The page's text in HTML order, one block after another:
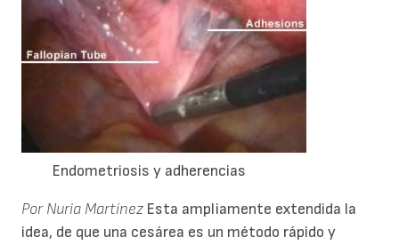
Endometriosis y adherencias
Por Nuria Martínez Esta ampliamente extendida la
idea, de que una cesárea es un método rápido y